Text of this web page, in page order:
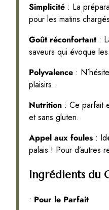
Simplicité : La
pour les matins
Goût réconfortant :
saveurs qui évoque
Polyvalence :
plaisirs.
Nutrition : Ce parfait
et sans gluten.
Appel aux foules :
palais ! Pour d’autres
Ingrédients du
• Pour le Parfait